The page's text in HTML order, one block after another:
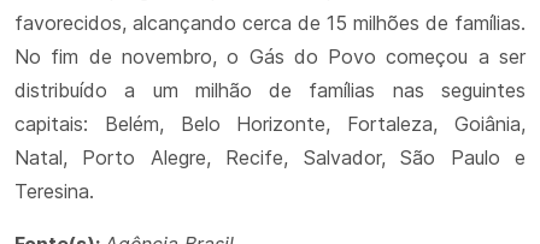
favorecidos, alcançando cerca de 15 milhões de famílias.
No fim de novembro, o Gás do Povo começou a ser
distribuído a um milhão de famílias nas seguintes
capitais: Belém, Belo Horizonte, Fortaleza, Goiânia,
Natal, Porto Alegre, Recife, Salvador, São Paulo e
Teresina.